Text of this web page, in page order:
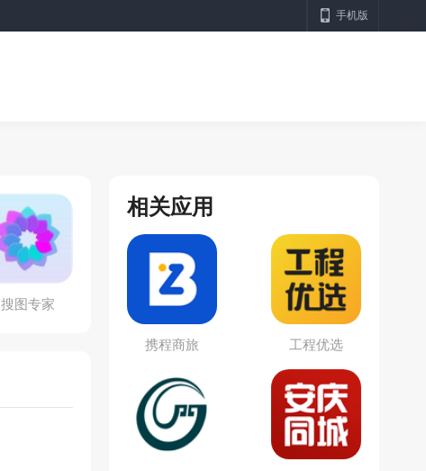
手机版
搜图专家
相关应用
携程商旅 工程优选